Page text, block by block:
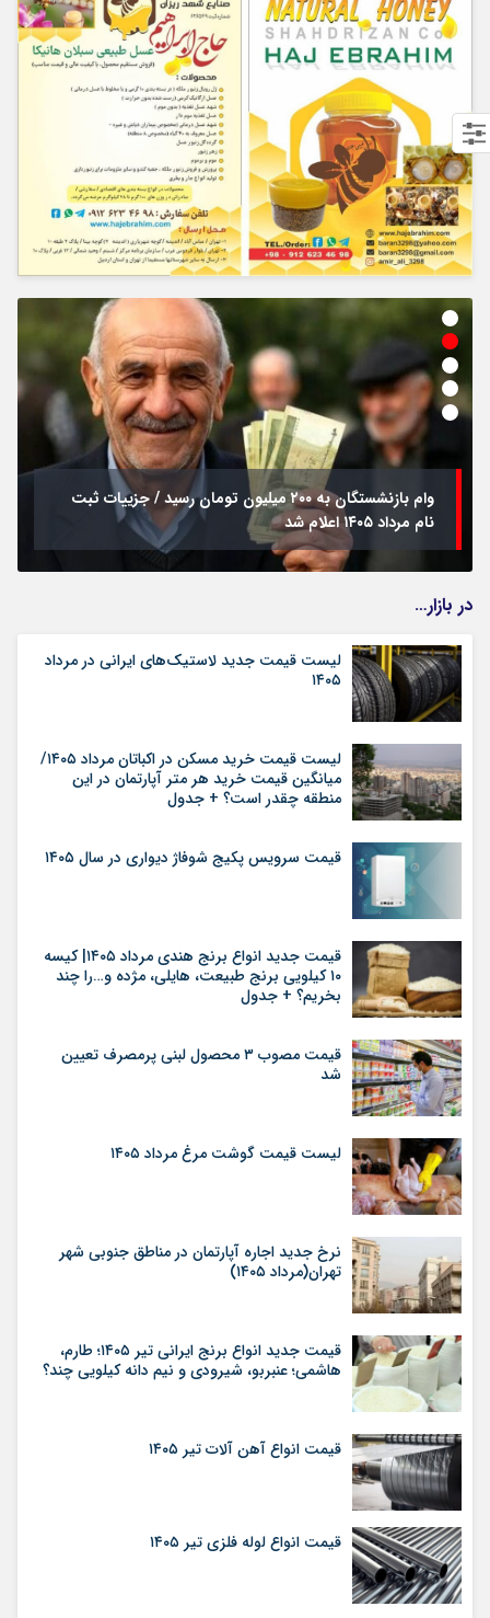
وام بازنشستگان به ۲۰۰ میلیون تومان رسید / جزییات ثبت
نام مرداد ۱۴۰۵ اعلام شد
در بازار…
لیست قیمت جدید لاستیک‌های ایرانی در مرداد
۱۴۰۵
لیست قیمت خرید مسکن در اکباتان مرداد ۱۴۰۵/
میانگین قیمت خرید هر متر آپارتمان در این
منطقه چقدر است؟ + جدول
قیمت سرویس پکیج شوفاژ دیواری در سال ۱۴۰۵
قیمت جدید انواع برنج هندی مرداد ۱۴۰۵| کیسه
۱۰ کیلویی برنج طبیعت، هایلی، مژده و…را چند
بخریم؟ + جدول
قیمت مصوب ۳ محصول لبنی پرمصرف تعیین
شد
لیست قیمت گوشت مرغ مرداد ۱۴۰۵
نرخ جدید اجاره آپارتمان در مناطق جنوبی شهر
تهران(مرداد ۱۴۰۵)
قیمت جدید انواع برنج ایرانی تیر ۱۴۰۵؛ طارم،
هاشمی؛ عنبربو، شیرودی و نیم دانه کیلویی چند؟
قیمت انواع آهن آلات تیر ۱۴۰۵
قیمت انواع لوله فلزی تیر ۱۴۰۵